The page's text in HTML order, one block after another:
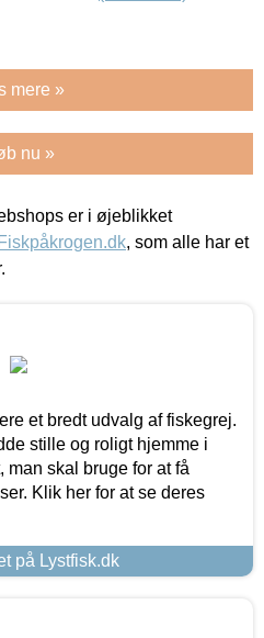
mere »
nu »
er i øjeblikket
Fiskpåkrogen.dk, som alle har et
et bredt udvalg af fiskegrej.
stille og roligt hjemme i
man skal bruge for at få
Klik her for at se deres
på Lystfisk.dk